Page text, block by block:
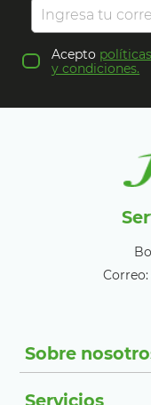
Acepto
y condiciones.
Sobre